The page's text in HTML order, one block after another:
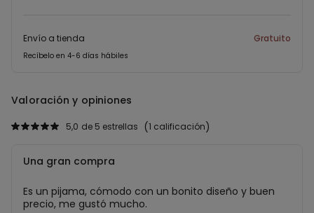
Envío a tienda Gratuito
Recíbelo en 4-6 días hábiles
Valoración y opiniones
1 calificación
5,0 de 5 estrellas
Una gran compra
Es un pijama, cómodo con un bonito diseño y buen
precio, me gustó mucho.